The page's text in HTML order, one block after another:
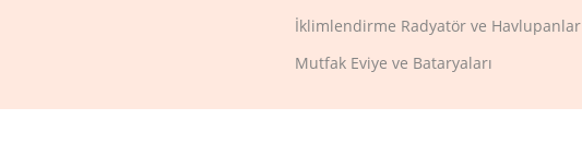
İklimlendirme Radyatör ve Havlupanlar
Mutfak Eviye ve Bataryaları